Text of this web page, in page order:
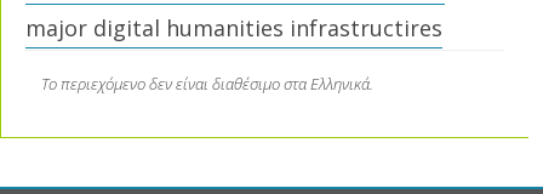
major digital humanities infrastructires
Το περιεχόμενο δεν είναι διαθέσιμο στα Ελληνικά.